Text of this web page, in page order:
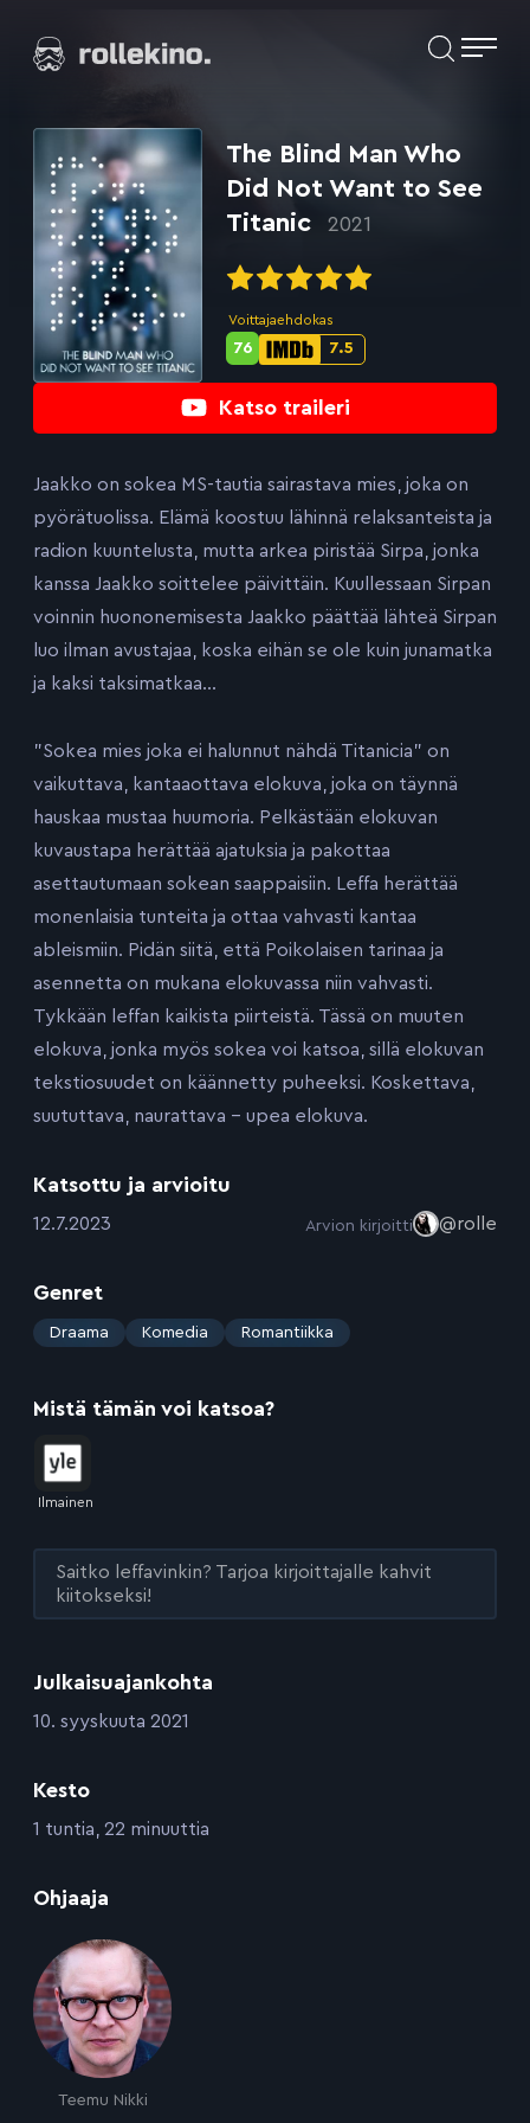
suoraan
Elokuvat ja elokuva-arviot | Rollekino.fi
jälkeen.
Katso traileri
The Blind Man Who
Did Not Want to See
Titanic
2021
Voittajaehdokas
IMDb-
pisteet:
7.5
Metascore-
76
Julkaisuajankohta
:10. syyskuuta 2021
Kesto
:1 tuntia, 22 minuuttia
Ohjaaja
Teemu Nikki
Jaakko on sokea MS-tautia sairastava mies, joka on
pyörätuolissa. Elämä koostuu lähinnä relaksanteista ja
radion kuuntelusta, mutta arkea piristää Sirpa, jonka
kanssa Jaakko soittelee päivittäin. Kuullessaan Sirpan
voinnin huononemisesta Jaakko päättää lähteä Sirpan
luo ilman avustajaa, koska eihän se ole kuin junamatka
ja kaksi taksimatkaa…
”Sokea mies joka ei halunnut nähdä Titanicia” on
vaikuttava, kantaaottava elokuva, joka on täynnä
hauskaa mustaa huumoria. Pelkästään elokuvan
kuvaustapa herättää ajatuksia ja pakottaa
asettautumaan sokean saappaisiin. Leffa herättää
monenlaisia tunteita ja ottaa vahvasti kantaa
ableismiin. Pidän siitä, että Poikolaisen tarinaa ja
asennetta on mukana elokuvassa niin vahvasti.
Tykkään leffan kaikista piirteistä. Tässä on muuten
elokuva, jonka myös sokea voi katsoa, sillä elokuvan
tekstiosuudet on käännetty puheeksi. Koskettava,
suututtava, naurattava – upea elokuva.
Katsottu ja arvioitu
:12.7.2023 Arvion kirjoitti @rolle
Genret
: Draama Komedia Romantiikka
Mistä tämän voi katsoa?
Ilmainen
Saitko leffavinkin? Tarjoa kirjoittajalle kahvit
kiitokseksi!